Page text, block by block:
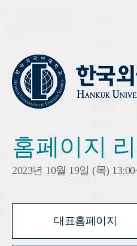
홈페이지
2023년 10월 19일 (목)
대표홈페이지